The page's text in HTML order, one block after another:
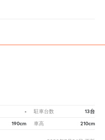
- 駐車台数 13台
190cm 車高 210cm